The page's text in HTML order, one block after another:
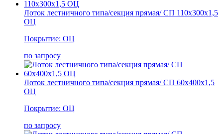
Лоток лестничного типа/секция прямая/ СП 110х300х1,5
ОЦ
Покрытие: ОЦ
по запросу
Лоток лестничного типа/секция прямая/ СП 60х400х1,5
ОЦ
Покрытие: ОЦ
по запросу